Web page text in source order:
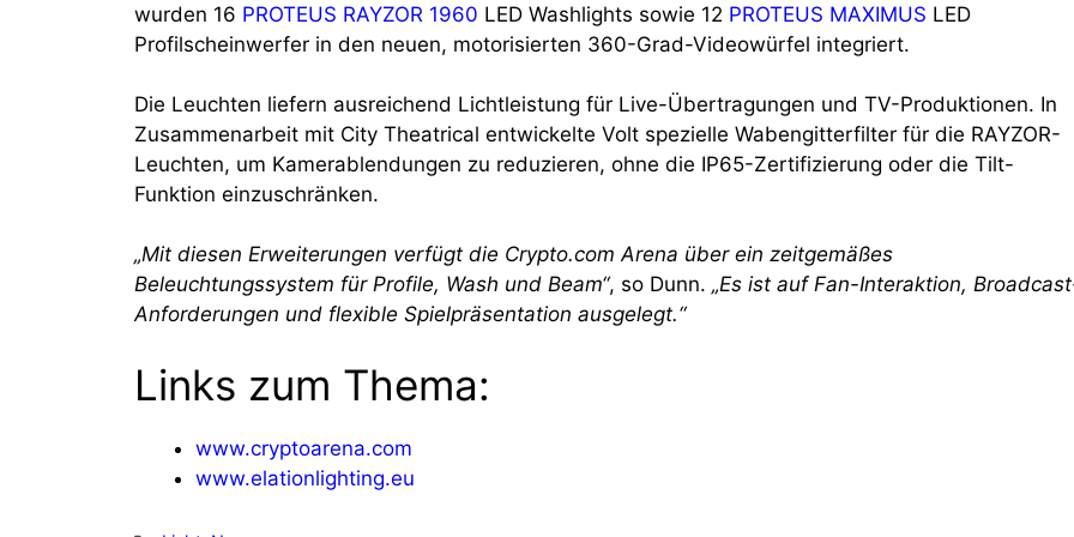
wurden 16 PROTEUS RAYZOR 1960 LED Washlights sowie 12 PROTEUS MAXIMUS LED
Profilscheinwerfer in den neuen, motorisierten 360-Grad-Videowürfel integriert.
Die Leuchten liefern ausreichend Lichtleistung für Live-Übertragungen und TV-Produktionen. In
Zusammenarbeit mit City Theatrical entwickelte Volt spezielle Wabengitterfilter für die RAYZOR-
Leuchten, um Kamerablendungen zu reduzieren, ohne die IP65-Zertifizierung oder die Tilt-
Funktion einzuschränken.
„Mit diesen Erweiterungen verfügt die Crypto.com Arena über ein zeitgemäßes
Beleuchtungssystem für Profile, Wash und Beam“, so Dunn. „Es ist auf Fan-Interaktion,
Anforderungen und flexible Spielpräsentation ausgelegt.“
Links zum Thema:
www.cryptoarena.com
www.elationlighting.eu